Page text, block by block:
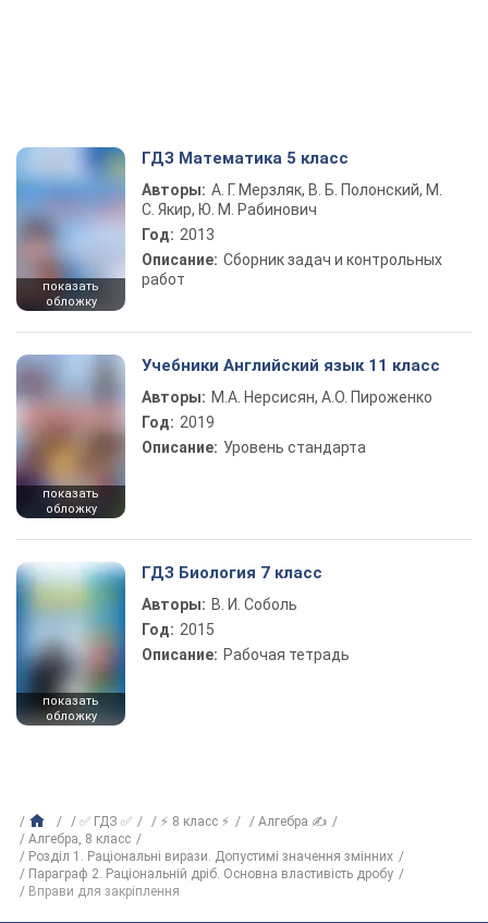
показать
обложку
ГДЗ Математика 5 класс
Авторы: А. Г. Мерзляк, В. Б. Полонский, М.
С. Якир, Ю. М. Рабинович
Год: 2013
Описание: Сборник задач и контрольных
работ
показать
обложку
Учебники Английский язык 11 класс
Авторы: М.А. Нерсисян, А.О. Пироженко
Год: 2019
Описание: Уровень стандарта
показать
обложку
ГДЗ Биология 7 класс
Авторы: В. И. Соболь
Год: 2015
Описание: Рабочая тетрадь
✅ ГДЗ ✅ ⚡ 8 класс ⚡
Алгебра ✍
Алгебра, 8 класс
Розділ 1. Раціональні вирази. Допустимі значення змінних
Параграф 2. Раціональній дріб. Основна властивість дробу
Вправи для закріплення